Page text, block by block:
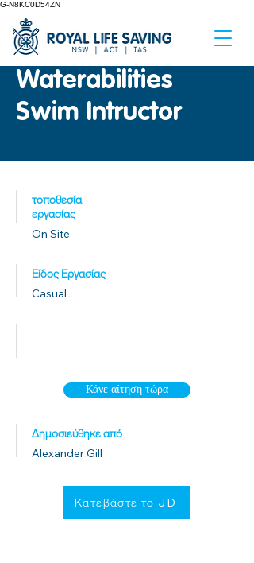
G-N8KC0D54ZN
Waterabilities
Swim Intructor
τοποθεσία
εργασίας
On Site
Είδος Εργασίας
Casual
Κάνε αίτηση τώρα
Δημοσιεύθηκε από
Alexander Gill
Κατεβάστε το JD